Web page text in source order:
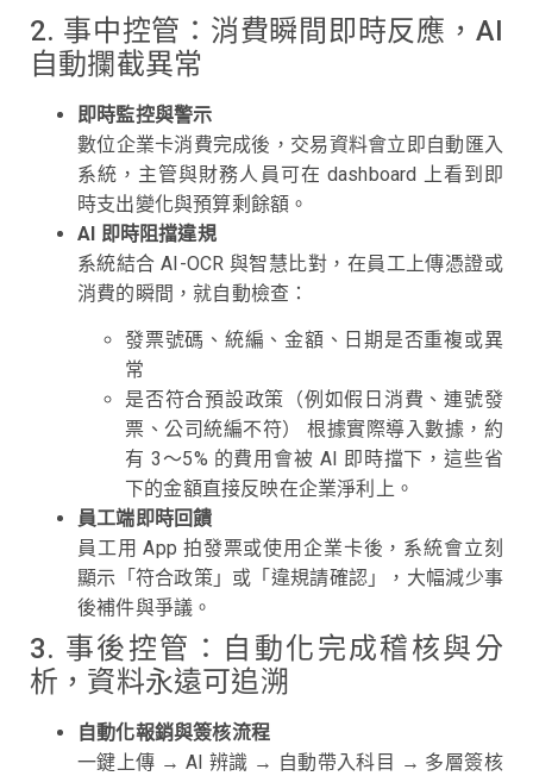
2. 事中控管：消費瞬間即時反應，AI
自動攔截異常
即時監控與警示
數位企業卡消費完成後，交易資料會立即自動匯入
系統，主管與財務人員可在 dashboard 上看到即
時支出變化與預算剩餘額。
AI 即時阻擋違規
系統結合 AI-OCR 與智慧比對，在員工上傳憑證或
消費的瞬間，就自動檢查：
發票號碼、統編、金額、日期是否重複或異
常
是否符合預設政策（例如假日消費、連號發
票、公司統編不符） 根據實際導入數據，約
有 3～5% 的費用會被 AI 即時擋下，這些省
下的金額直接反映在企業淨利上。
員工端即時回饋
員工用 App 拍發票或使用企業卡後，系統會立刻
顯示「符合政策」或「違規請確認」，大幅減少事
後補件與爭議。
3. 事後控管：自動化完成稽核與分
析，資料永遠可追溯
自動化報銷與簽核流程
一鍵上傳 → AI 辨識 → 自動帶入科目 → 多層簽核